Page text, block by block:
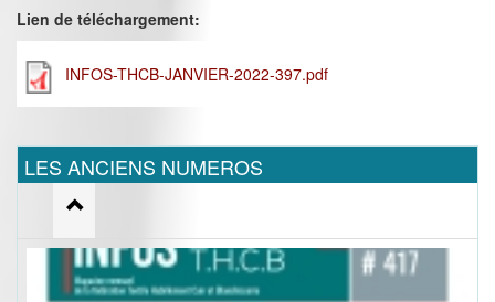
Lien de téléchargement:
INFOS-THCB-JANVIER-2022-397.pdf
LES ANCIENS NUMEROS